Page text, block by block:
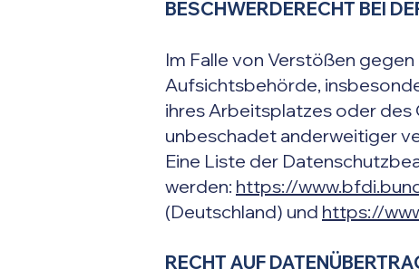
BESCHWERDERECHT BEI
Im Falle von Verstößen
Aufsichtsbehörde,
ihres Arbeitsplatzes oder
unbeschadet anderweitiger
Eine Liste der
werden: https://
(Deutschland) und https://
RECHT AUF